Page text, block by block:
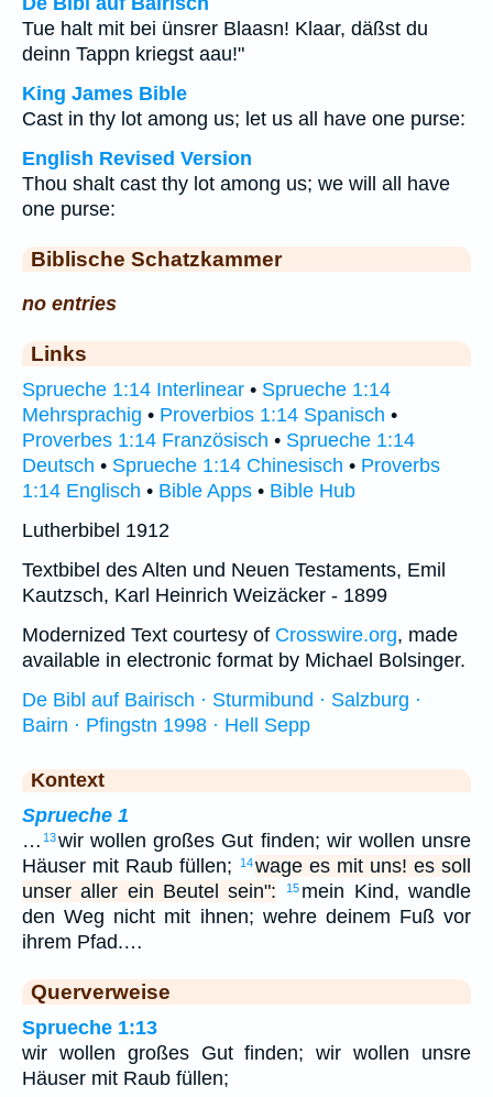
Tue halt mit bei ünsrer Blaasn! Klaar, däßst du
deinn Tappn kriegst aau!"
King James Bible
Cast in thy lot among us; let us all have one purse:
English Revised Version
Thou shalt cast thy lot among us; we will all have
one purse:
Biblische Schatzkammer
no entries
Links
Sprueche 1:14 Interlinear • Sprueche 1:14
Mehrsprachig • Proverbios 1:14 Spanisch •
Proverbes 1:14 Französisch • Sprueche 1:14
Deutsch • Sprueche 1:14 Chinesisch • Proverbs
1:14 Englisch • Bible Apps • Bible Hub
Lutherbibel 1912
Textbibel des Alten und Neuen Testaments, Emil
Kautzsch, Karl Heinrich Weizäcker - 1899
Modernized Text courtesy of Crosswire.org, made
available in electronic format by Michael Bolsinger.
De Bibl auf Bairisch · Sturmibund · Salzburg ·
Bairn · Pfingstn 1998 · Hell Sepp
Kontext
Sprueche 1
… 13wir wollen großes Gut finden; wir wollen unsre
Häuser mit Raub füllen;
14wage es mit uns! es soll
unser aller ein Beutel sein":
15 mein Kind, wandle
den Weg nicht mit ihnen; wehre deinem Fuß vor
ihrem Pfad.…
Querverweise
Sprueche 1:13
wir wollen großes Gut finden; wir wollen unsre
Häuser mit Raub füllen;